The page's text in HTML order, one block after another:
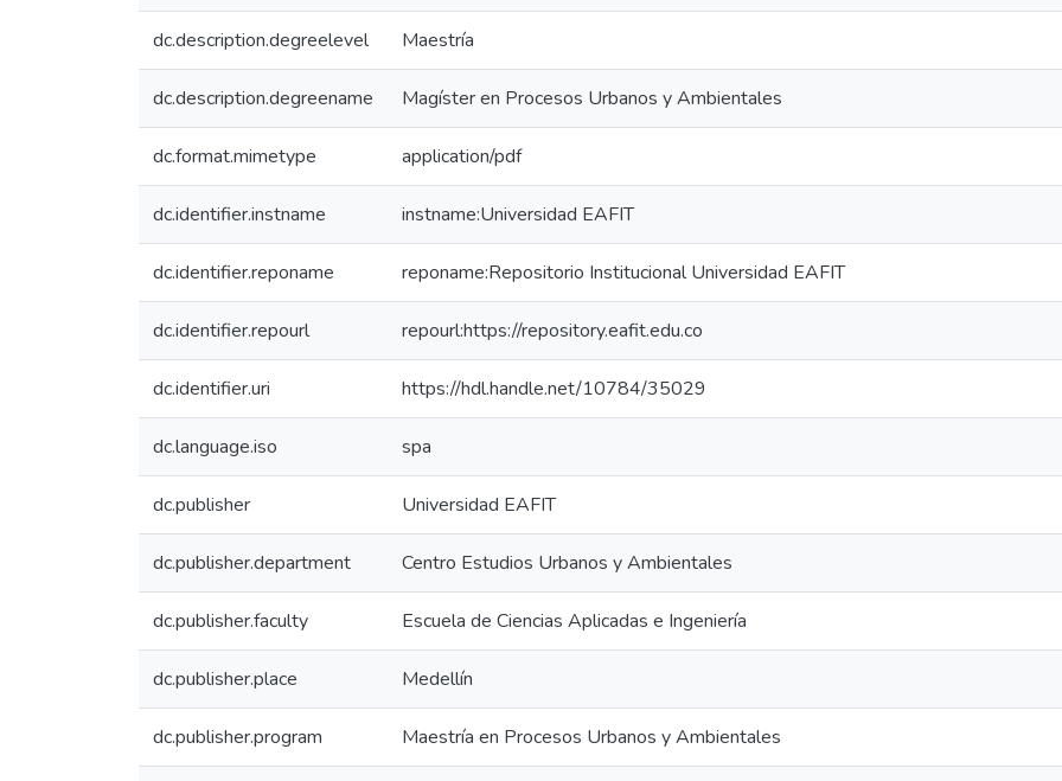
dc.description.degreelevel Maestría
dc.description.degreename Magíster en Procesos Urbanos y Ambientales
dc.format.mimetype application/pdf
dc.identifier.instname instname:Universidad EAFIT
dc.identifier.reponame reponame:Repositorio Institucional Universidad EAFIT
dc.identifier.repourl repourl:https://repository.eafit.edu.co
dc.identifier.uri https://hdl.handle.net/10784/35029
dc.language.iso spa
dc.publisher Universidad EAFIT
dc.publisher.department Centro Estudios Urbanos y Ambientales
dc.publisher.faculty Escuela de Ciencias Aplicadas e Ingeniería
dc.publisher.place Medellín
dc.publisher.program Maestría en Procesos Urbanos y Ambientales